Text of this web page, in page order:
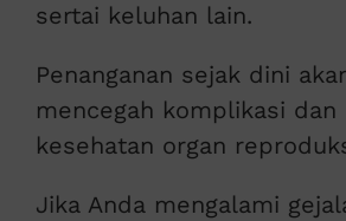
sertai keluhan lain.
Penanganan sejak dini
mencegah komplikasi dan
kesehatan organ
Jika Anda mengalami